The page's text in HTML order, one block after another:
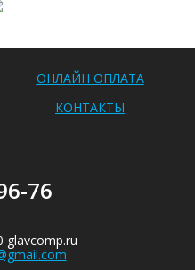
ОНЛАЙН ОПЛАТА
КОНТАКТЫ
76
glavcomp.ru